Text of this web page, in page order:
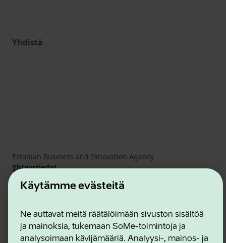
Käytämme evästeitä
Ne auttavat meitä räätälöimään sivuston sisältöä
ja mainoksia, tukemaan SoMe-toimintoja ja
analysoimaan kävijämääriä. Analyysi-, mainos- ja
Yhdistä
Estonian Business and Innovation Agency
Yhteystiedot
Käyttöehdot